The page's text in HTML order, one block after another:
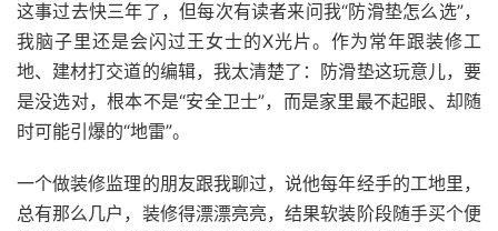
这事过去快三年了，但每次有读者来问我“防滑垫怎么选”，
我脑子里还是会闪过王女士的X光片。作为常年跟装修工
地、建材打交道的编辑，我太清楚了：防滑垫这玩意儿，要
是没选对，根本不是“安全卫士”，而是家里最不起眼、却随
时可能引爆的“地雷”。
一个做装修监理的朋友跟我聊过，说他每年经手的工地里，
总有那么几户，装修得漂漂亮亮，结果软装阶段随手买个便